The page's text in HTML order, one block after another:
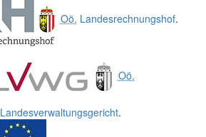
Oö. Landesrechnungshof.
Oö.
Landesverwaltungsgericht.